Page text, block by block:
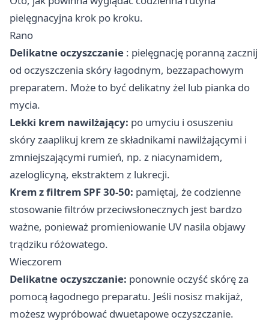
pielęgnacyjna krok po kroku.
Rano
Delikatne oczyszczanie : pielęgnację poranną zacznij
od oczyszczenia skóry łagodnym, bezzapachowym
preparatem. Może to być delikatny żel lub pianka do
mycia.
Lekki krem nawilżający: po umyciu i osuszeniu
skóry zaaplikuj krem ze składnikami nawilżającymi i
zmniejszającymi rumień, np. z niacynamidem,
azeloglicyną, ekstraktem z lukrecji.
Krem z filtrem SPF 30-50: pamiętaj, że codzienne
stosowanie filtrów przeciwsłonecznych jest bardzo
ważne, ponieważ promieniowanie UV nasila objawy
trądziku różowatego.
Wieczorem
Delikatne oczyszczanie: ponownie oczyść skórę za
pomocą łagodnego preparatu. Jeśli nosisz makijaż,
możesz wypróbować dwuetapowe oczyszczanie.